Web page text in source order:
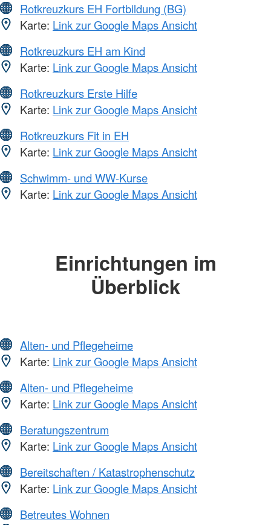
Rotkreuzkurs EH Fortbildung (BG)
Karte: Link zur Google Maps Ansicht
Rotkreuzkurs EH am Kind
Karte: Link zur Google Maps Ansicht
Rotkreuzkurs Erste Hilfe
Karte: Link zur Google Maps Ansicht
Rotkreuzkurs Fit in EH
Karte: Link zur Google Maps Ansicht
Schwimm- und WW-Kurse
Karte: Link zur Google Maps Ansicht
Einrichtungen im
Überblick
Alten- und Pflegeheime
Karte: Link zur Google Maps Ansicht
Alten- und Pflegeheime
Karte: Link zur Google Maps Ansicht
Beratungszentrum
Karte: Link zur Google Maps Ansicht
Bereitschaften / Katastrophenschutz
Karte: Link zur Google Maps Ansicht
Betreutes Wohnen